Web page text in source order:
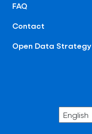
FAQ
Contact
Open Data Strategy